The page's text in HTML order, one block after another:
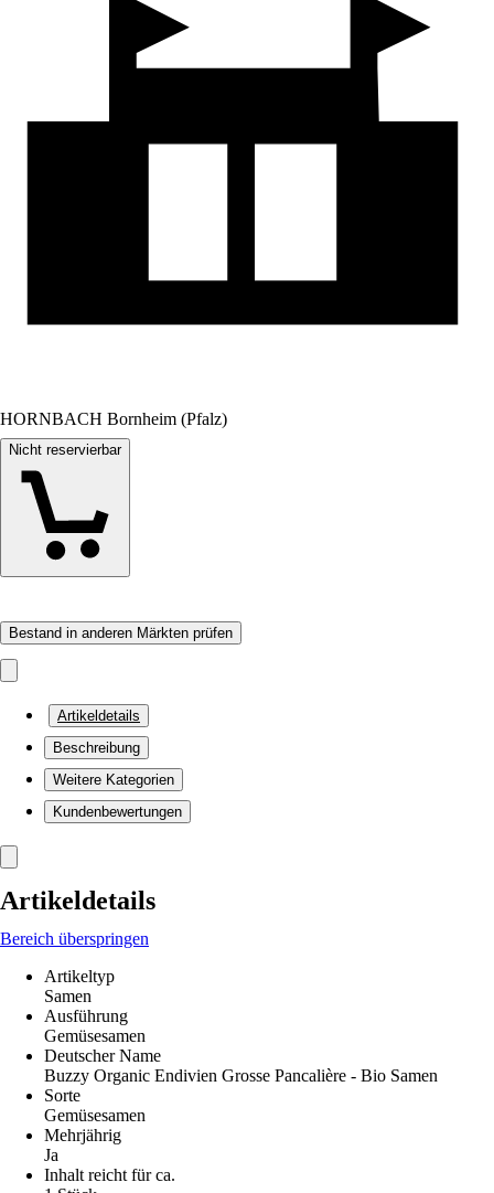
HORNBACH Bornheim (Pfalz)
Nicht reservierbar
Bestand in anderen Märkten prüfen
Artikeldetails
Beschreibung
Weitere Kategorien
Kundenbewertungen
Artikeldetails
Bereich überspringen
Artikeltyp
Samen
Ausführung
Gemüsesamen
Deutscher Name
Buzzy Organic Endivien Grosse Pancalière - Bio Samen
Sorte
Gemüsesamen
Mehrjährig
Ja
Inhalt reicht für ca.